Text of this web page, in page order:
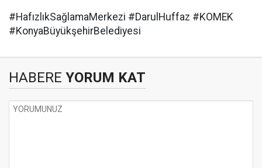
#HafızlıkSağlamaMerkezi #DarulHuffaz #KOMEK
#KonyaBüyükşehirBelediyesi
HABERE YORUM KAT